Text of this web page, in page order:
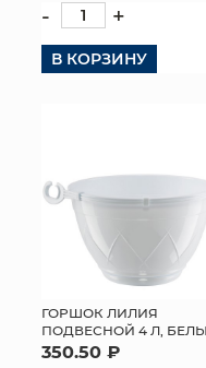
- +
В КОРЗИНУ
ГОРШОК ЛИЛИЯ
ПОДВЕСНОЙ 4 Л,
350.50 ₽